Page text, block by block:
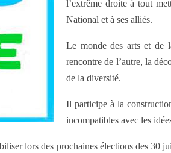
l’extrême droite à tout
National et à ses alliés.
Le monde des arts et de
rencontre de l’autre, la
de la diversité.
Il participe à la
incompatibles avec les
lors des prochaines élections des